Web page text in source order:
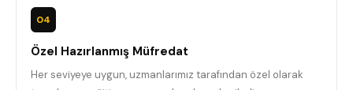
04
Özel Hazırlanmış Müfredat
Her seviyeye uygun, uzmanlarımız tarafından özel olarak